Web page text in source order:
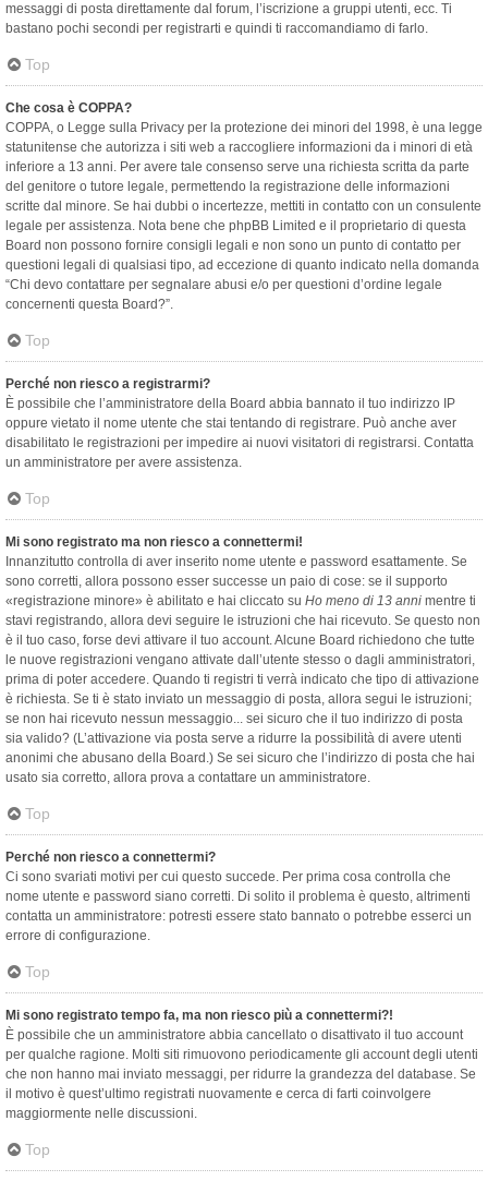
messaggi di posta direttamente dal forum, l’iscrizione a gruppi utenti, ecc. Ti
bastano pochi secondi per registrarti e quindi ti raccomandiamo di farlo.
Top
Che cosa è COPPA?
COPPA, o Legge sulla Privacy per la protezione dei minori del 1998, è una legge
statunitense che autorizza i siti web a raccogliere informazioni da i minori di età
inferiore a 13 anni. Per avere tale consenso serve una richiesta scritta da parte
del genitore o tutore legale, permettendo la registrazione delle informazioni
scritte dal minore. Se hai dubbi o incertezze, mettiti in contatto con un consulente
legale per assistenza. Nota bene che phpBB Limited e il proprietario di questa
Board non possono fornire consigli legali e non sono un punto di contatto per
questioni legali di qualsiasi tipo, ad eccezione di quanto indicato nella domanda
“Chi devo contattare per segnalare abusi e/o per questioni d’ordine legale
concernenti questa Board?”.
Top
Perché non riesco a registrarmi?
È possibile che l’amministratore della Board abbia bannato il tuo indirizzo IP
oppure vietato il nome utente che stai tentando di registrare. Può anche aver
disabilitato le registrazioni per impedire ai nuovi visitatori di registrarsi. Contatta
un amministratore per avere assistenza.
Top
Mi sono registrato ma non riesco a connettermi!
Innanzitutto controlla di aver inserito nome utente e password esattamente. Se
sono corretti, allora possono esser successe un paio di cose: se il supporto
«registrazione minore» è abilitato e hai cliccato su Ho meno di 13 anni mentre ti
stavi registrando, allora devi seguire le istruzioni che hai ricevuto. Se questo non
è il tuo caso, forse devi attivare il tuo account. Alcune Board richiedono che tutte
le nuove registrazioni vengano attivate dall’utente stesso o dagli amministratori,
prima di poter accedere. Quando ti registri ti verrà indicato che tipo di attivazione
è richiesta. Se ti è stato inviato un messaggio di posta, allora segui le istruzioni;
se non hai ricevuto nessun messaggio... sei sicuro che il tuo indirizzo di posta
sia valido? (L’attivazione via posta serve a ridurre la possibilità di avere utenti
anonimi che abusano della Board.) Se sei sicuro che l’indirizzo di posta che hai
usato sia corretto, allora prova a contattare un amministratore.
Top
Perché non riesco a connettermi?
Ci sono svariati motivi per cui questo succede. Per prima cosa controlla che
nome utente e password siano corretti. Di solito il problema è questo, altrimenti
contatta un amministratore: potresti essere stato bannato o potrebbe esserci un
errore di configurazione.
Top
Mi sono registrato tempo fa, ma non riesco più a connettermi?!
È possibile che un amministratore abbia cancellato o disattivato il tuo account
per qualche ragione. Molti siti rimuovono periodicamente gli account degli utenti
che non hanno mai inviato messaggi, per ridurre la grandezza del database. Se
il motivo è quest’ultimo registrati nuovamente e cerca di farti coinvolgere
maggiormente nelle discussioni.
Top